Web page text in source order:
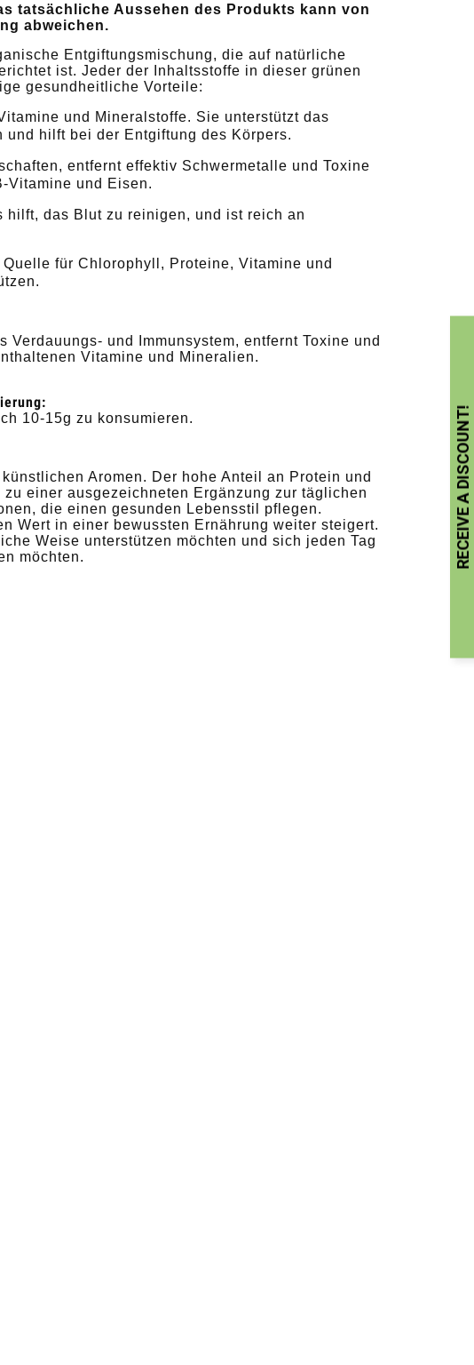
tatsächliche Aussehen des Produkts kann von
abweichen.
Entgiftungsmischung, die auf natürliche
ist. Jeder der Inhaltsstoffe in dieser grünen
gesundheitliche Vorteile:
und Mineralstoffe. Sie unterstützt das
und hilft bei der Entgiftung des Körpers.
entfernt effektiv Schwermetalle und Toxine
Vitamine und Eisen.
hilft, das Blut zu reinigen, und ist reich an
für Chlorophyll, Proteine, Vitamine und
und Immunsystem, entfernt Toxine und
Vitamine und Mineralien.
10-15g zu konsumieren.
Aromen. Der hohe Anteil an Protein und
einer ausgezeichneten Ergänzung zur täglichen
die einen gesunden Lebensstil pflegen.
Wert in einer bewussten Ernährung weiter steigert.
Weise unterstützen möchten und sich jeden Tag
möchten.